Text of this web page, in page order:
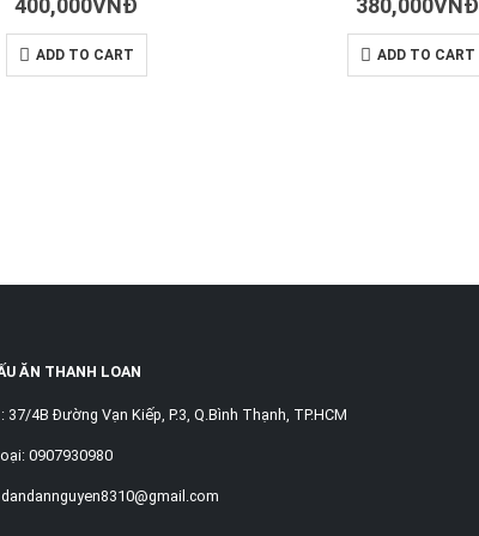
400,000VNĐ
ADD TO CART
380,000VNĐ
ADD TO CART
ĂN THANH LOAN
37/4B Đường Vạn Kiếp, P.3, Q.Bình Thạnh, TP.HCM
0907930980
dandannguyen8310@gmail.com